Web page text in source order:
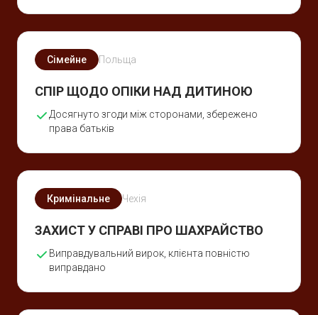
Сімейне Польща
СПІР ЩОДО ОПІКИ НАД ДИТИНОЮ
Досягнуто згоди між сторонами, збережено
права батьків
Кримінальне Чехія
ЗАХИСТ У СПРАВІ ПРО ШАХРАЙСТВО
Виправдувальний вирок, клієнта повністю
виправдано